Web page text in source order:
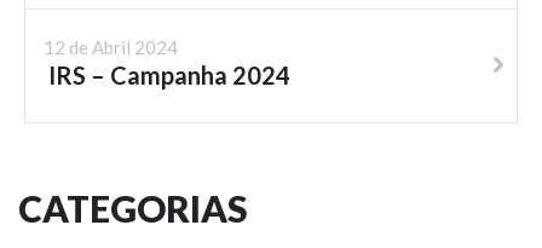
12 de Abril 2024
IRS – Campanha 2024
CATEGORIAS